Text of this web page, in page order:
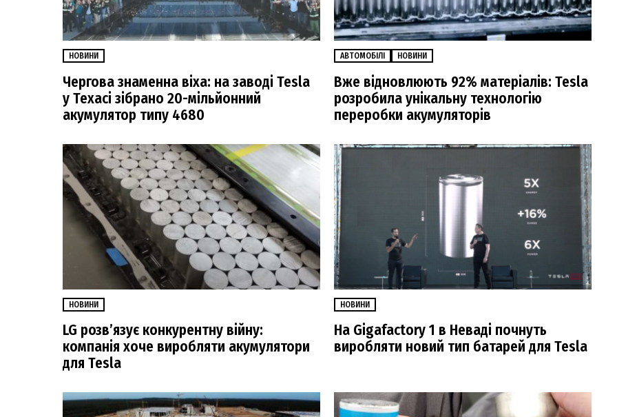
НОВИНИ
Чергова знаменна віха: на заводі Tesla
у Техасі зібрано 20-мільйонний
акумулятор типу 4680
АВТОМОБІЛІ НОВИНИ
Вже відновлюють 92% матеріалів: Tesla
розробила унікальну технологію
переробки акумуляторів
НОВИНИ
LG розв’язує конкурентну війну:
компанія хоче виробляти акумулятори
для Tesla
НОВИНИ
На Gigafactory 1 в Неваді почнуть
виробляти новий тип батарей для Tesla